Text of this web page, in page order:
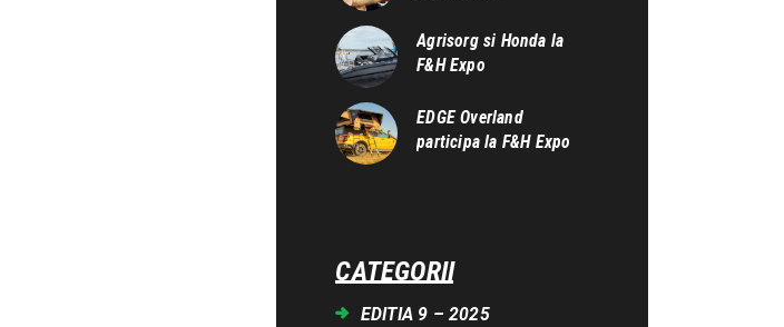
Agrisorg si Honda la
F&H Expo
EDGE Overland
participa la F&H Expo
CATEGORII
EDITIA 9 – 2025